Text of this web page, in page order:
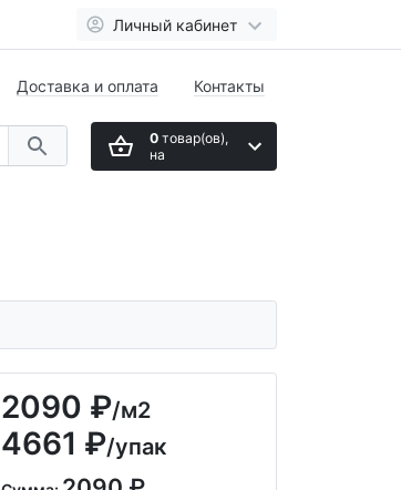
Личный кабинет
Доставка и оплата Контакты
0товар(ов),
на
2090 ₽/м2
4661 ₽/упак